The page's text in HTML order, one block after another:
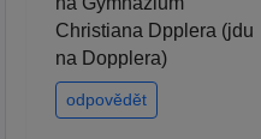
Christiana Dpplera (jdu
na Dopplera)
odpovědět